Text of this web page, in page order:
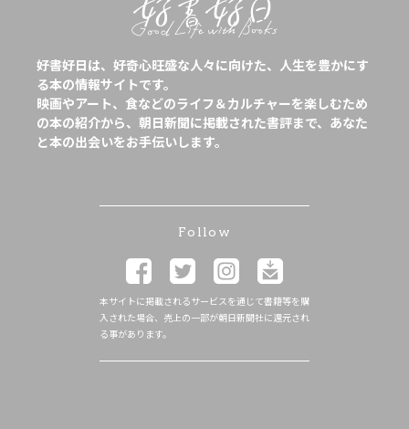
好書好日は、好奇心旺盛な人々に向けた、人生を豊かにす
る本の情報サイトです。
映画やアート、食などのライフ＆カルチャーを楽しむため
の本の紹介から、朝日新聞に掲載された書評まで、あなた
と本の出会いをお手伝いします。
Follow
本サイトに掲載されるサービスを通じて書籍等を購
入された場合、売上の一部が朝日新聞社に還元され
る事があります。